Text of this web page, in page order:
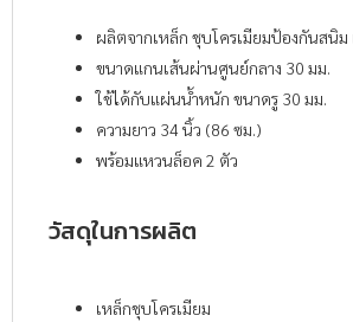
ผลิตจากเหล็ก ชุบโครเมียมป้องกันสนิม
ขนาดแกนเส้นผ่านศูนย์กลาง 30 มม.
ใช้ได้กับแผ่นน้ำหนัก ขนาดรู 30 มม.
ความยาว 34 นิ้ว (86 ซม.)
พร้อมแหวนล็อค 2 ตัว
วัสดุในการผลิต
เหล็กชุบโครเมียม